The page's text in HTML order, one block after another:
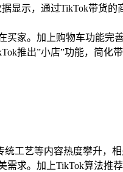
显示，通过TikTok带货
家。加上购物车功能完
推出”小店”功能，简化
工艺等内容热度攀升，相
求。加上TikTok算法推